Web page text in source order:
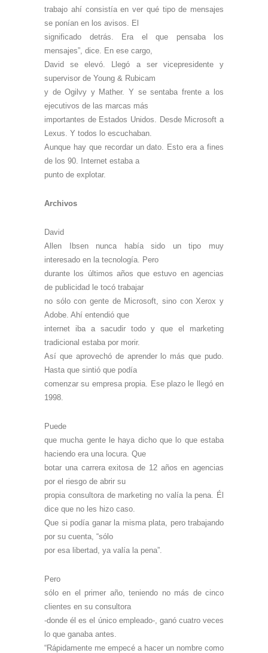
trabajo ahí consistía en ver qué tipo de mensajes
se ponían en los avisos. El
significado detrás. Era el que pensaba los
mensajes”, dice. En ese cargo,
David se elevó. Llegó a ser vicepresidente y
supervisor de Young & Rubicam
y de Ogilvy y Mather. Y se sentaba frente a los
ejecutivos de las marcas más
importantes de Estados Unidos. Desde Microsoft a
Lexus. Y todos lo escuchaban.
Aunque hay que recordar un dato. Esto era a fines
de los 90. Internet estaba a
punto de explotar.
Archivos
David
Allen Ibsen nunca había sido un tipo muy
interesado en la tecnología. Pero
durante los últimos años que estuvo en agencias
de publicidad le tocó trabajar
no sólo con gente de Microsoft, sino con Xerox y
Adobe. Ahí entendió que
internet iba a sacudir todo y que el marketing
tradicional estaba por morir.
Así que aprovechó de aprender lo más que pudo.
Hasta que sintió que podía
comenzar su empresa propia. Ese plazo le llegó en
1998.
Puede
que mucha gente le haya dicho que lo que estaba
haciendo era una locura. Que
botar una carrera exitosa de 12 años en agencias
por el riesgo de abrir su
propia consultora de marketing no valía la pena. Él
dice que no les hizo caso.
Que si podía ganar la misma plata, pero trabajando
por su cuenta, “sólo
por esa libertad, ya valía la pena”.
Pero
sólo en el primer año, teniendo no más de cinco
clientes en su consultora
-donde él es el único empleado-, ganó cuatro veces
lo que ganaba antes.
“Rápidamente me empecé a hacer un nombre como